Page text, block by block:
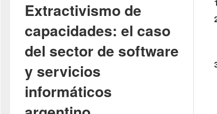
Extractivismo de
capacidades: el caso
del sector de software
y servicios
informáticos